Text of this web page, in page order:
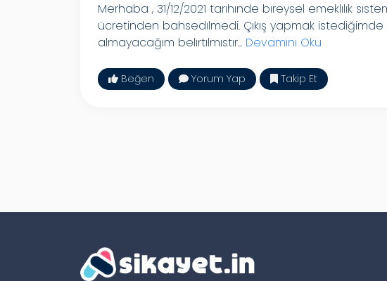
Merhaba , 31/12/2021 tarıhınde bıreysel emeklılık
ücretinden bahsedılmedi. Çıkış yapmak
almayacağım belırtılmıstır... Devamını Oku
Beğen Yorum Yap Takip Et